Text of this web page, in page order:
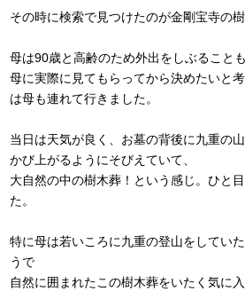
その時に検索で見つけたのが金剛宝寺の
母は90歳と高齢のため外出をしぶること
母に実際に見てもらってから決めたいと
は母も連れて行きました。
当日は天気が良く、お墓の背後に九重の
かび上がるようにそびえていて、
大自然の中の樹木葬！という感じ。ひと
た。
特に母は若いころに九重の登山をしてい
うで
自然に囲まれたこの樹木葬をいたく気に